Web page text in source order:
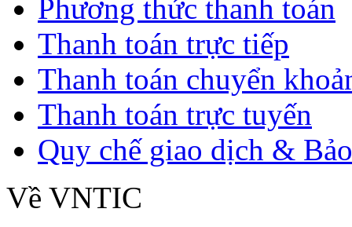
Phương thức thanh toán
Thanh toán trực tiếp
Thanh toán chuyển
Thanh toán trực tuyến
Quy chế giao dịch &
Về VNTIC